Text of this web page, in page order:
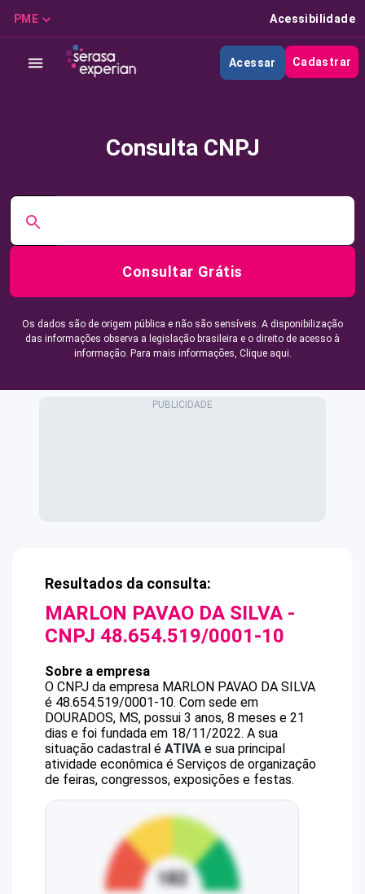
PME Acessibilidade
Acessar Cadastrar
Consulta CNPJ
Consultar Grátis
Os dados são de origem pública e não são sensíveis. A disponibilização
das informações observa a legislação brasileira e o direito de acesso à
informação. Para mais informações, Clique aqui.
Resultados da consulta:
MARLON PAVAO DA SILVA -
CNPJ 48.654.519/0001-10
Sobre a empresa
O CNPJ da empresa MARLON PAVAO DA SILVA
é 48.654.519/0001-10. Com sede em
DOURADOS, MS, possui 3 anos, 8 meses e 21
dias e foi fundada em 18/11/2022. A sua
situação cadastral é ATIVA e sua principal
atividade econômica é Serviços de organização
de feiras, congressos, exposições e festas.